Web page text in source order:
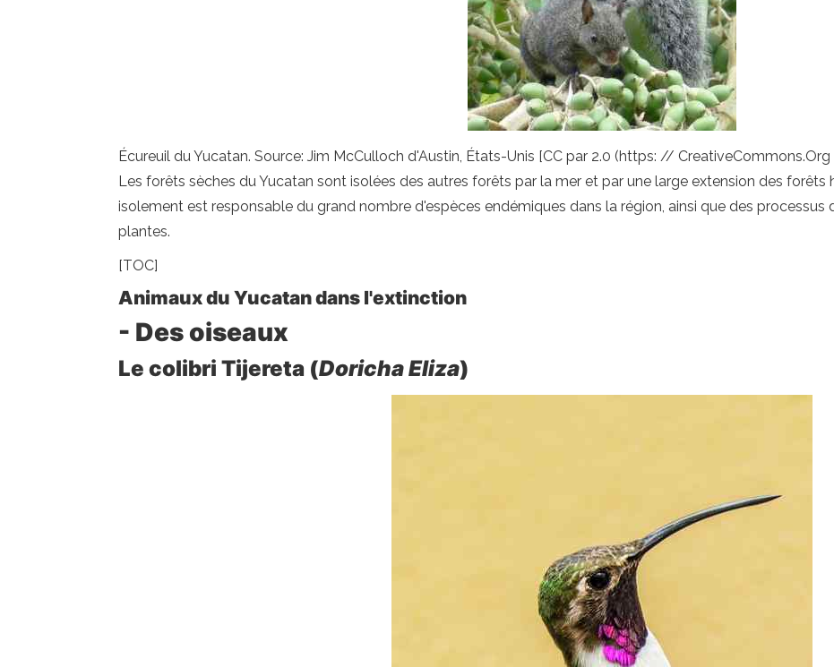
Écureuil du Yucatan. Source: Jim McCulloch d'Austin, États-Unis [CC par 2.0 (https: //
Les forêts sèches du Yucatan sont isolées des autres forêts par la mer et par une large extension des forêts
isolement est responsable du grand nombre d'espèces endémiques dans la région, ainsi que des processus
plantes.
[TOC]
Animaux du Yucatan dans l'extinction
- Des oiseaux
Le colibri Tijereta (Doricha Eliza)